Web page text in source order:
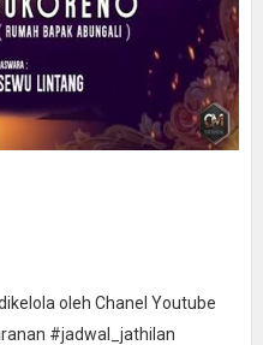
oleh Chanel Youtube
#jadwal_jathilan